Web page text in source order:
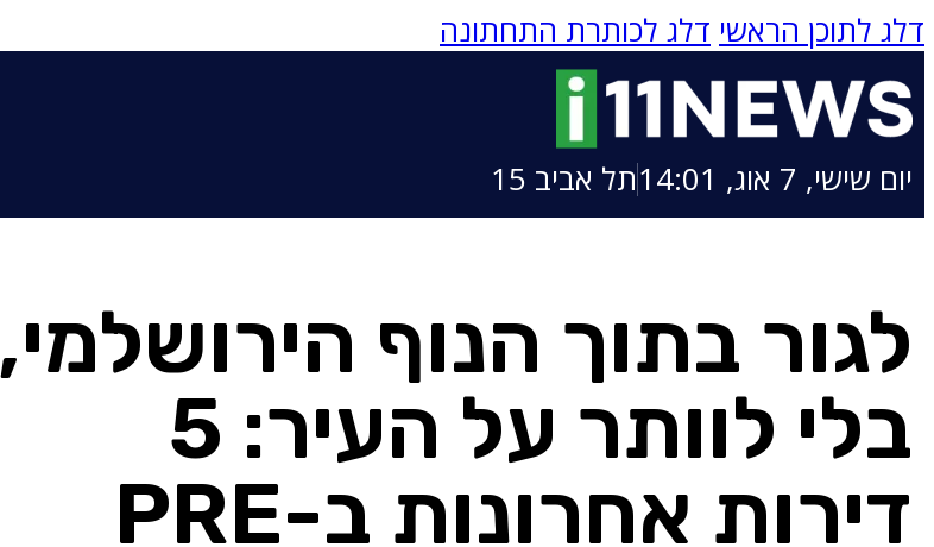
דלג לתוכן הראשי דלג לכותרת התחתונה
יום שישי, 7 אוג, 14:01 תל אביב 15
לגור בתוך הנוף הירושלמי,
בלי לוותר על העיר: 5
דירות אחרונות ב-PRE